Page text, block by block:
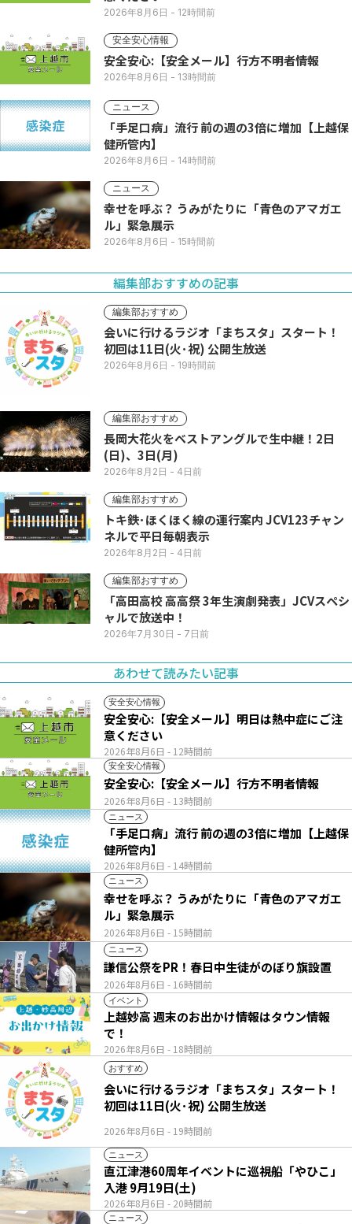
2026年8月6日 - 12時間前
安全安心情報
安全安心:【安全メール】行方不明者情報
2026年8月6日 - 13時間前
ニュース
「手足口病」流行 前の週の3倍に増加【上越保
健所管内】
2026年8月6日 - 14時間前
ニュース
幸せを呼ぶ？ うみがたりに「青色のアマガエ
ル」緊急展示
2026年8月6日 - 15時間前
編集部おすすめの記事
編集部おすすめ
会いに行けるラジオ「まちスタ」スタート！
初回は11日(火･祝) 公開生放送
2026年8月6日 - 19時間前
編集部おすすめ
長岡大花火をベストアングルで生中継！2日
(日)、3日(月)
2026年8月2日 - 4日前
編集部おすすめ
トキ鉄･ほくほく線の運行案内 JCV123チャン
ネルで平日毎朝表示
2026年8月2日 - 4日前
編集部おすすめ
「高田高校 高高祭 3年生演劇発表」JCVスペシ
ャルで放送中！
2026年7月30日 - 7日前
あわせて読みたい記事
安全安心情報
2026年8月6日 - 12時間前
安全安心:【安全メール】明日は熱中症にご注
意ください
安全安心情報
2026年8月6日 - 13時間前
安全安心:【安全メール】行方不明者情報
ニュース
2026年8月6日 - 14時間前
「手足口病」流行 前の週の3倍に増加【上越保
健所管内】
ニュース
2026年8月6日 - 15時間前
幸せを呼ぶ？ うみがたりに「青色のアマガエ
ル」緊急展示
ニュース
2026年8月6日 - 16時間前
謙信公祭をPR！春日中生徒がのぼり旗設置
イベント
2026年8月6日 - 18時間前
上越妙高 週末のお出かけ情報はタウン情報
で！
おすすめ
2026年8月6日 - 19時間前
会いに行けるラジオ「まちスタ」スタート！
初回は11日(火･祝) 公開生放送
ニュース
2026年8月6日 - 20時間前
直江津港60周年イベントに巡視船「やひこ」
入港 9月19日(土)
ニュース